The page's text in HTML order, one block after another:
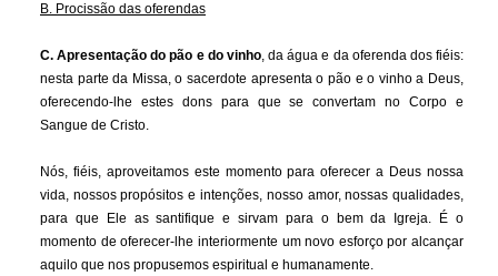
B. Procissão das oferendas
C. Apresentação do pão e do vinho, da água e da oferenda dos fiéis:
nesta parte da Missa, o sacerdote apresenta o pão e o vinho a Deus,
oferecendo-lhe estes dons para que se convertam no Corpo e
Sangue de Cristo.
Nós, fiéis, aproveitamos este momento para oferecer a Deus nossa
vida, nossos propósitos e intenções, nosso amor, nossas qualidades,
para que Ele as santifique e sirvam para o bem da Igreja. É o
momento de oferecer-lhe interiormente um novo esforço por alcançar
aquilo que nos propusemos espiritual e humanamente.